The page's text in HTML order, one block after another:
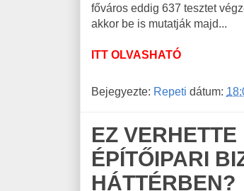
főváros eddig 637 tesztet
akkor be is mutatják majd...
ITT OLVASHATÓ
Bejegyezte: Repeti dátum:
EZ
ÉPÍTŐIPARI
HÁTTÉRBEN?